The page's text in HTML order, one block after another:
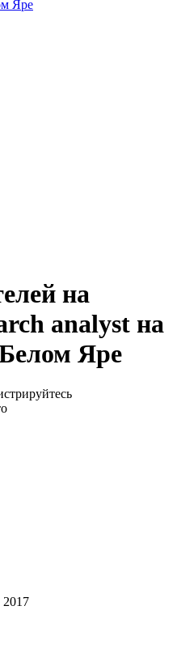
Яре
на
analyst на
Яре
2017